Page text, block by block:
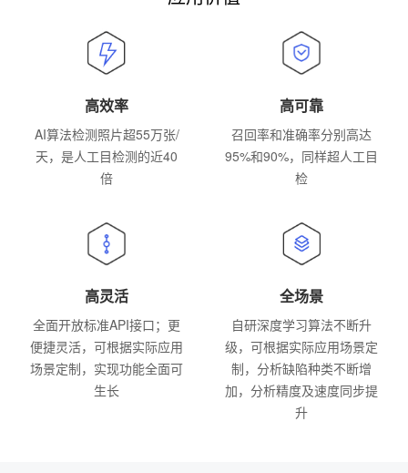
高效率
AI算法检测照片超55万张/
天，是人工目检测的近40
倍
高可靠
召回率和准确率分别高达
95%和90%，同样超人工目
检
高灵活
全面开放标准API接口；更
便捷灵活，可根据实际应用
场景定制，实现功能全面可
生长
全场景
自研深度学习算法不断升
级，可根据实际应用场景定
制，分析缺陷种类不断增
加，分析精度及速度同步提
升